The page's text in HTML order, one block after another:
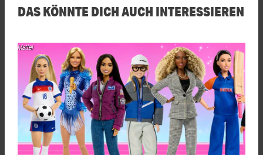
DAS KÖNNTE DICH AUCH INTERESSIEREN
Mattel